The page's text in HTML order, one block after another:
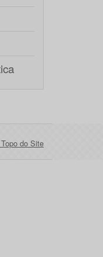
Topo do Site